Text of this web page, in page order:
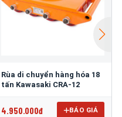
Rùa di chuyển hàng hóa 18
tấn Kawasaki CRA-12
4.950.000đ BÁO GIÁ